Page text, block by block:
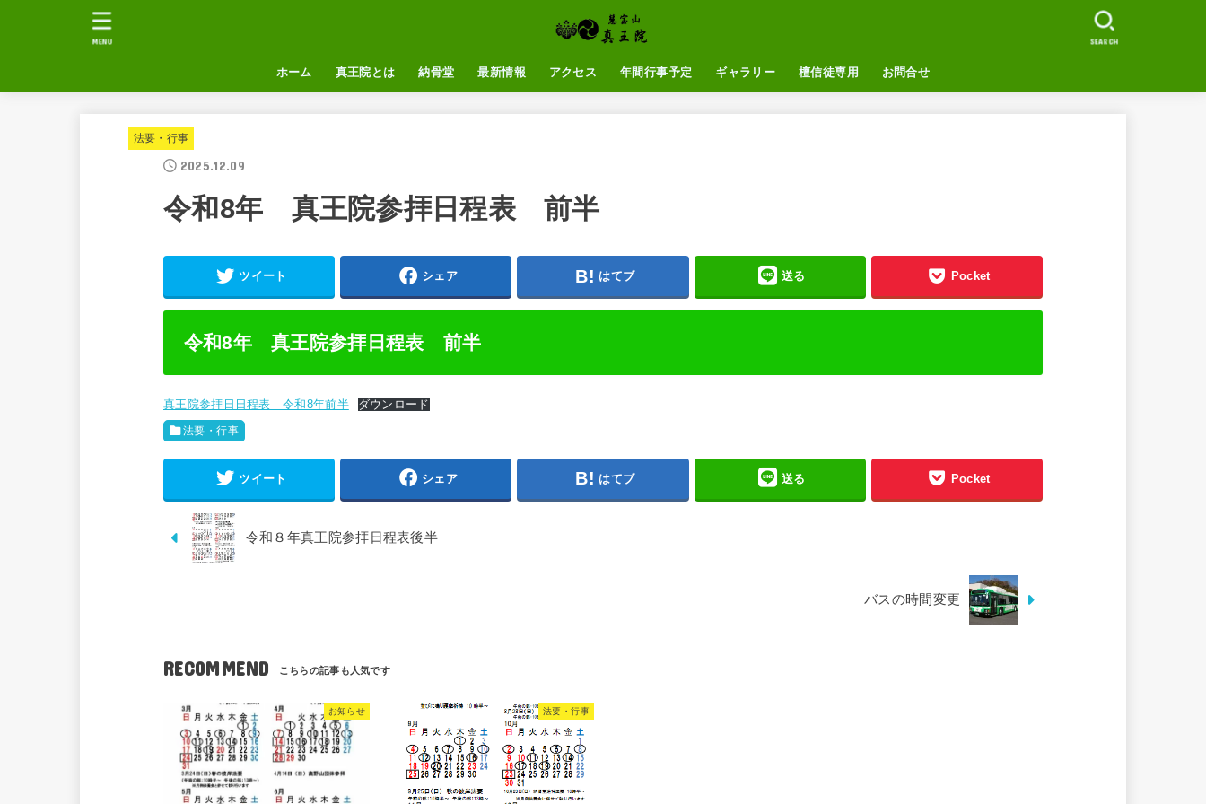
ホーム 真王院とは 納骨堂 最新情報 アクセス 年間行事予定 ギャラリー 檀信徒専用 お問合せ
SEARCH
MENU
法要・行事
2025.12.09
令和8年 真王院参拝日程表 前半
ツイート シェア はてブ 送る Pocket
令和8年 真王院参拝日程表 前半
真王院参拝日日程表 令和8年前半 ダウンロード
法要・行事
ツイート シェア はてブ 送る Pocket
令和８年真王院参拝日程表後半
バスの時間変更
RECOMMEND
お知らせ 法要・行事